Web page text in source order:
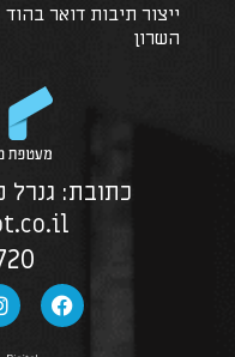
ייצור תיבות דואר בהוד
השרון
כתובת: גנרל פייר